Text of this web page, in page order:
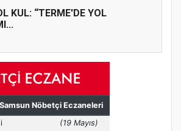
KUL: “TERME'DE YOL